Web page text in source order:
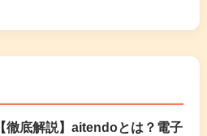
【徹底解説】aitendoとは？電子